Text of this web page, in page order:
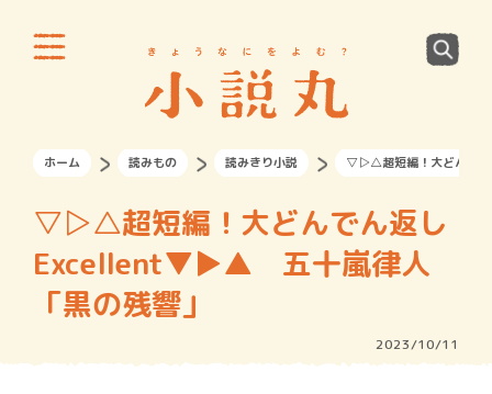
ホーム 読みもの 読みきり小説 ▽▷△超短編！大どんで
▽▷△超短編！大どんでん返し
Excellent▼▶︎▲ 五十嵐律人
「黒の残響」
2023/10/11